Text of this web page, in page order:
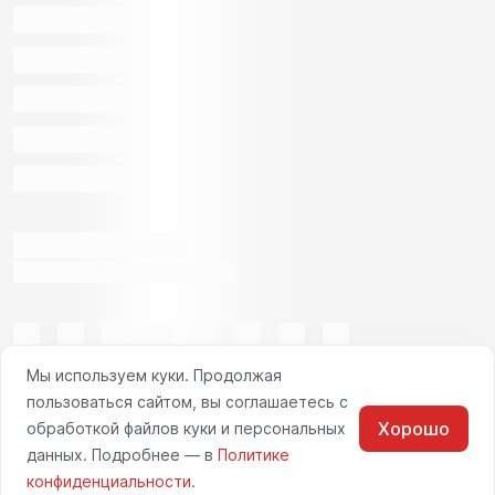
Мы используем куки. Продолжая
пользоваться сайтом, вы соглашаетесь с
обработкой файлов куки и персональных
данных. Подробнее — в Политике
конфиденциальности.
Хорошо